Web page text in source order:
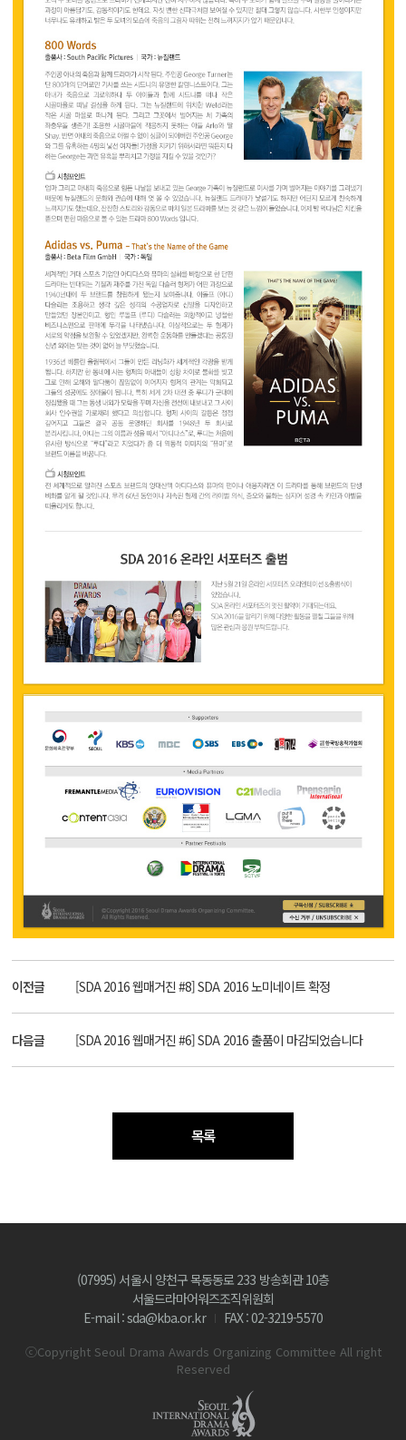
이전글 [SDA 2016 웹매거진 #8] SDA 2016 노미네이트 확정
다음글 [SDA 2016 웹매거진 #6] SDA 2016 출품이 마감되었습니다
목록
(07995) 서울시 양천구 목동동로 233 방송회관 10층
서울드라마어워즈조직위원회
E-mail : sda@kba.or.kr
FAX : 02-3219-5570
ⓒCopyright Seoul Drama Awards Organizing Committee All right
Reserved